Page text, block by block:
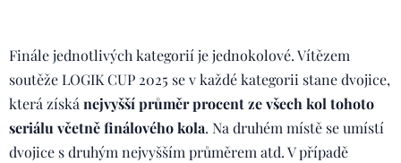
Finále jednotlivých kategorií je jednokolové. Vítězem
soutěže LOGIK CUP 2025 se v každé kategorii stane dvojice,
která získánejvyšší průměr procent ze všech kol tohoto
seriálu včetně finálového kola. Na druhém místě se umístí
dvojice s druhým nejvyšším průměrem atd. V případě